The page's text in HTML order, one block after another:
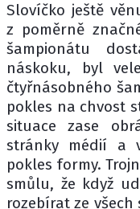
Slovíčko ještě
z poměrně
šampionátu
náskoku, byl
čtyřnásobného
pokles na chvost
situace zase
stránky médií a
pokles formy.
smůlu, že když
rozebírat ze všech